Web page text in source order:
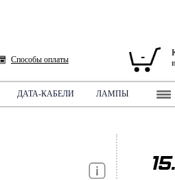
Способы оплаты -
ПРОЕЗДА:
ДАТА-КАБЕЛИ ЛАМПЫ